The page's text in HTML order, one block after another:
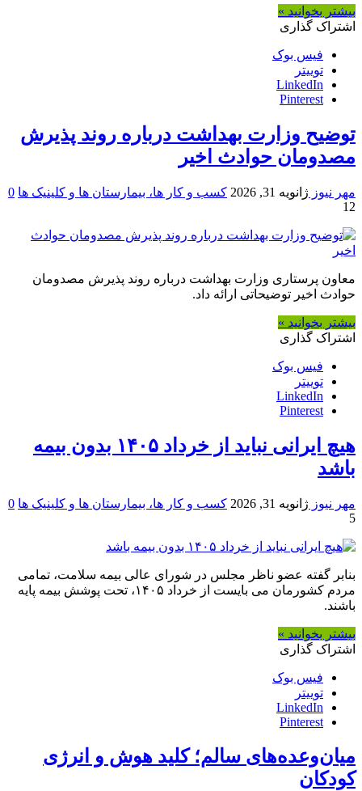
بیشتر بخوانید »
اشتراک گذاری
فیس بوک
توییتر
LinkedIn
Pinterest
توضیح وزارت بهداشت درباره روند پذیرش
مصدومان حوادث اخیر
مهر نیوز ژانویه 31, 2026 کسب و کار ها، بیمارستان ها و کلینیک ها 0
12
معاون پرستاری وزارت بهداشت درباره روند پذیرش مصدومان
حوادث اخیر توضیحاتی ارائه داد.
بیشتر بخوانید »
اشتراک گذاری
فیس بوک
توییتر
LinkedIn
Pinterest
هیچ ایرانی نباید از خرداد ۱۴۰۵ بدون بیمه
باشد
مهر نیوز ژانویه 31, 2026 کسب و کار ها، بیمارستان ها و کلینیک ها 0
5
بنابر گفته عضو ناظر مجلس در شورای عالی بیمه سلامت، تمامی
مردم کشورمان می بایست از خرداد ۱۴۰۵، تحت پوشش بیمه پایه
باشند.
بیشتر بخوانید »
اشتراک گذاری
فیس بوک
توییتر
LinkedIn
Pinterest
میان‌وعده‌های سالم؛ کلید هوش و انرژی
کودکان